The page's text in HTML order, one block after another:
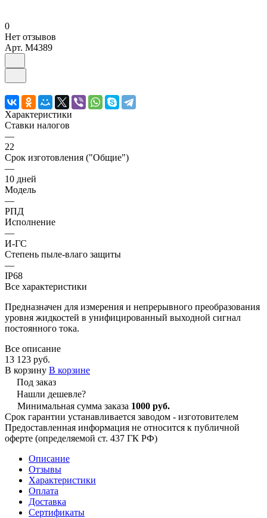
0
Нет отзывов
Арт. M4389
Характеристики
Ставки налогов
—
22
Срок изготовления ("Общие")
—
10 дней
Модель
—
РПД
Исполнение
—
И-ГС
Степень пыле-влаго защиты
—
IP68
Все характеристики
Предназначен для измерения и непрерывного преобразования
уровня жидкостей в унифицированный выходной сигнал
постоянного тока.
Все описание
13 123 руб.
В корзину В корзине
Под заказ
Нашли дешевле?
Минимальная сумма заказа 1000 руб.
Срок гарантии устанавливается заводом - изготовителем
Предоставленная информация не относится к публичной
оферте (определяемой ст. 437 ГК РФ)
Описание
Отзывы
Характеристики
Оплата
Доставка
Сертификаты